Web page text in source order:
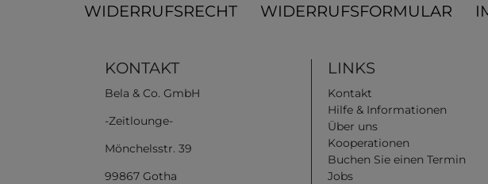
WIDERRUFSRECHT WIDERRUFSFORMULAR
KONTAKT
Bela & Co. GmbH
-Zeitlounge-
Mönchelsstr. 39
99867 Gotha
LINKS
Kontakt
Hilfe & Informationen
Über uns
Kooperationen
Buchen Sie einen Termin
Jobs